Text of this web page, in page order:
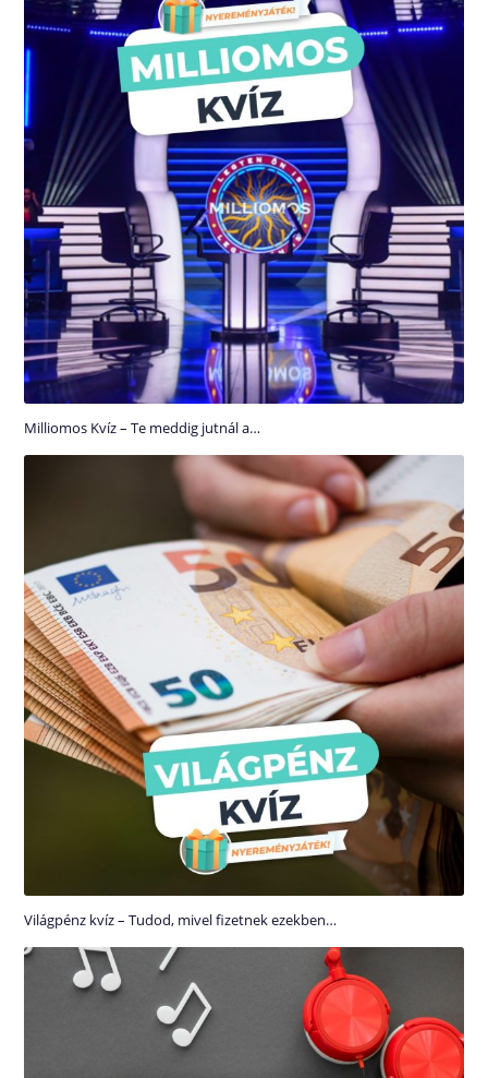
Milliomos Kvíz – Te meddig jutnál a…
Világpénz kvíz – Tudod, mivel fizetnek ezekben…